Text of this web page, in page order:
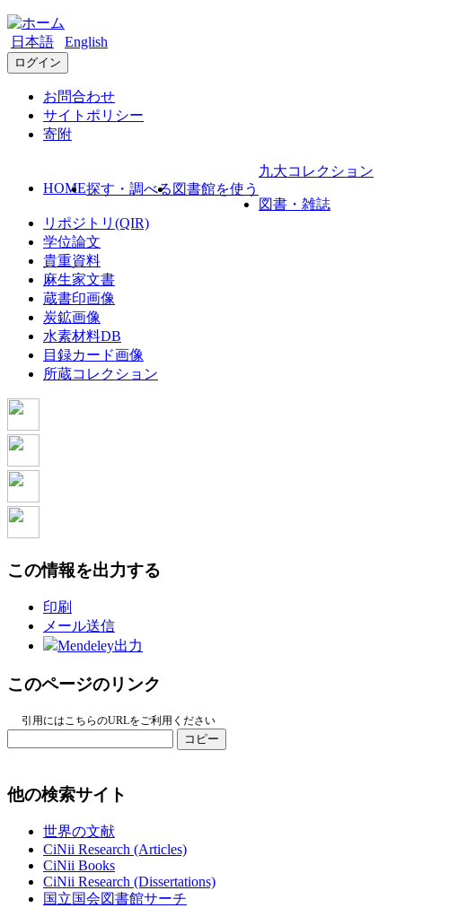
日本語 English
ログイン
お問合わせ
サイトポリシー
寄附
HOME探す・調べる 図書館を使う
九大コレクション
図書・雑誌
リポジトリ(QIR)
学位論文
貴重資料
麻生家文書
蔵書印画像
炭鉱画像
水素材料DB
目録カード画像
所蔵コレクション
この情報を出力する
印刷
メール送信
Mendeley出力
このページのリンク
引用にはこちらのURLをご利用ください
コピー
他の検索サイト
世界の文献
CiNii Research (Articles)
CiNii Books
CiNii Research (Dissertations)
国立国会図書館サーチ